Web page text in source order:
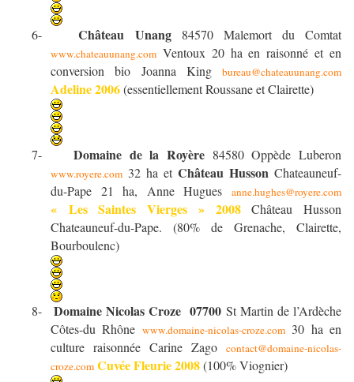
6- Château Unang 84570 Malemort du Comtat
www.chateauunang.com Ventoux 20 ha en raisonné et en
conversion bio Joanna King bureau@chateauunang.com
Adeline 2006(essentiellement Roussane et Clairette)
7- Domaine de la Royère 84580 Oppède Luberon
www.royere.com 32 ha et Château Husson Chateauneuf-
du-Pape 21 ha, Anne Hugues anne.hughes@royere.com
« Les Saintes Vierges » 2008Château Husson
Chateauneuf-du-Pape. (80% de Grenache, Clairette,
Bourboulenc)
8- Domaine Nicolas Croze 07700 St Martin de l’Ardèche
Côtes-du Rhône www.domaine-nicolas-croze.com30 ha en
culture raisonnée Carine Zago contact@domaine-nicolas-
croze.com Cuvée Fleurie 2008(100% Viognier)